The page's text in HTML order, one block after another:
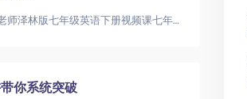
七年级英语下册如何高效学习？泽林版全套视频教程解析桃子老师泽林版七年级英语下册视频课七年级英语下册|泽林版英语|初中英语视频教程
你系统突破